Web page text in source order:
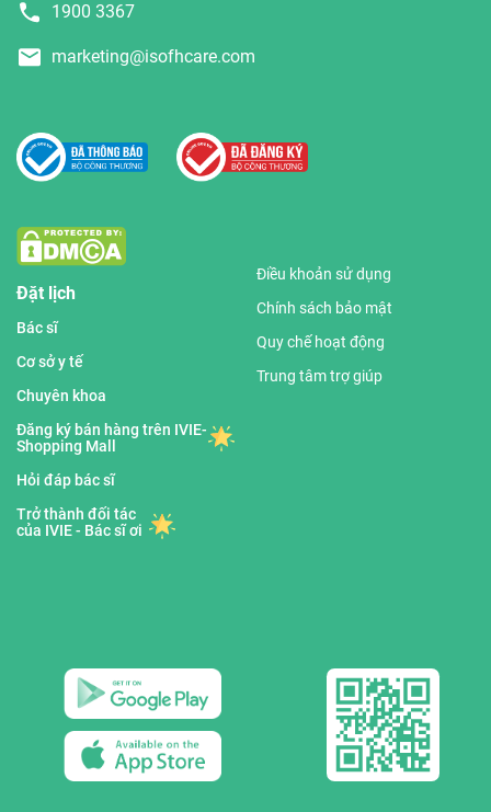
1900 3367
marketing@isofhcare.com
Đặt lịch
Bác sĩ
Cơ sở y tế
Chuyên khoa
Đăng ký bán hàng trên IVIE-
Shopping Mall
Hỏi đáp bác sĩ
Trở thành đối tác
của IVIE - Bác sĩ ơi
Điều khoản sử dụng
Chính sách bảo mật
Quy chế hoạt động
Trung tâm trợ giúp